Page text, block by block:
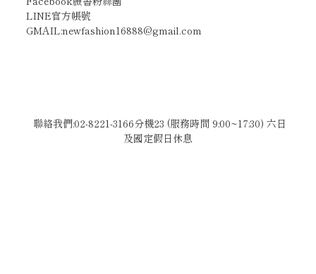
LINE官方帳號
GMAIL:newfashion16888@gmail.com
聯絡我們:02-8221-3166分機23 (服務時間 9:00~17:30) 六日
及國定假日休息